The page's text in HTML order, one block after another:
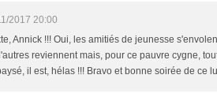
2017 20:00
Annick !!! Oui, les amitiés de jeunesse
reviennent mais, pour ce pauvre cygne,
il est, hélas !!! Bravo et bonne soirée de ce